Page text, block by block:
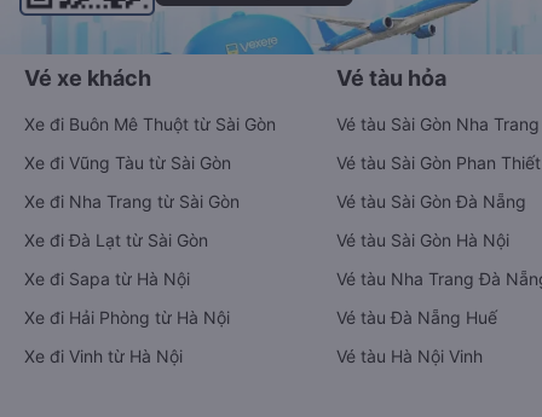
Vé xe khách
Xe đi Buôn Mê Thuột từ Sài Gòn
Xe đi Vũng Tàu từ Sài Gòn
Xe đi Nha Trang từ Sài Gòn
Xe đi Đà Lạt từ Sài Gòn
Xe đi Sapa từ Hà Nội
Xe đi Hải Phòng từ Hà Nội
Xe đi Vinh từ Hà Nội
Vé tàu hỏa
Vé tàu Sài Gòn Nha Trang
Vé tàu Sài Gòn Phan Thiết
Vé tàu Sài Gòn Đà Nẵng
Vé tàu Sài Gòn Hà Nội
Vé tàu Nha Trang Đà
Vé tàu Đà Nẵng Huế
Vé tàu Hà Nội Vinh